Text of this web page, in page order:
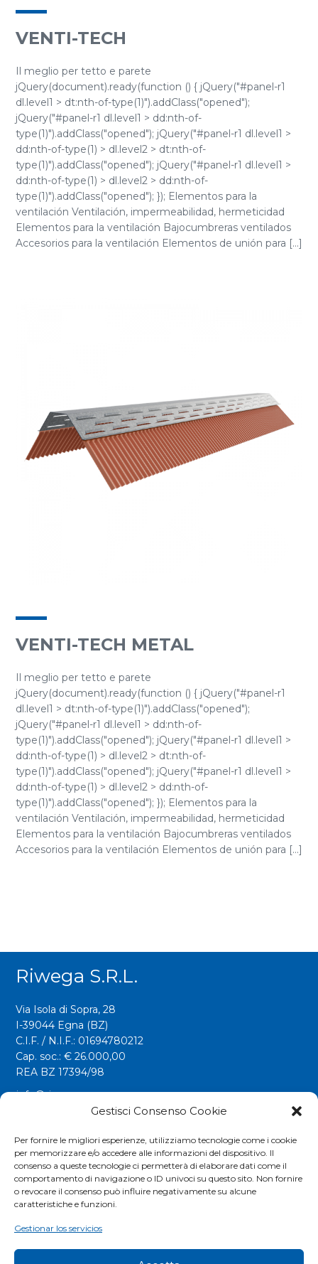
Gestisci Consenso Cookie
Per fornire le migliori esperienze, utilizziamo tecnologie come i cookie
per memorizzare e/o accedere alle informazioni del dispositivo. Il
consenso a queste tecnologie ci permetterà di elaborare dati come il
comportamento di navigazione o ID univoci su questo sito. Non fornire
o revocare il consenso può influire negativamente su alcune
caratteristiche e funzioni.
Gestionar los servicios
VENTI-TECH
Il meglio per tetto e parete
jQuery(document).ready(function () { jQuery("#panel-r1
dl.level1 > dt:nth-of-type(1)").addClass("opened");
jQuery("#panel-r1 dl.level1 > dd:nth-of-
type(1)").addClass("opened"); jQuery("#panel-r1 dl.level1 >
dd:nth-of-type(1) > dl.level2 > dt:nth-of-
type(1)").addClass("opened"); jQuery("#panel-r1 dl.level1 >
dd:nth-of-type(1) > dl.level2 > dd:nth-of-
type(1)").addClass("opened"); }); Elementos para la
ventilación Ventilación, impermeabilidad, hermeticidad
Elementos para la ventilación Bajocumbreras ventilados
Accesorios para la ventilación Elementos de unión para [...]
VENTI-TECH METAL
Il meglio per tetto e parete
jQuery(document).ready(function () { jQuery("#panel-r1
dl.level1 > dt:nth-of-type(1)").addClass("opened");
jQuery("#panel-r1 dl.level1 > dd:nth-of-
type(1)").addClass("opened"); jQuery("#panel-r1 dl.level1 >
dd:nth-of-type(1) > dl.level2 > dt:nth-of-
type(1)").addClass("opened"); jQuery("#panel-r1 dl.level1 >
dd:nth-of-type(1) > dl.level2 > dd:nth-of-
type(1)").addClass("opened"); }); Elementos para la
ventilación Ventilación, impermeabilidad, hermeticidad
Elementos para la ventilación Bajocumbreras ventilados
Accesorios para la ventilación Elementos de unión para [...]
Riwega S.r.l.
Via Isola di Sopra, 28
I-39044 Egna (BZ)
C.I.F. / N.I.F.: 01694780212
Cap. soc.: € 26.000,00
REA BZ 17394/98
info@riwega.com
riwega@legalmail.it
Fax. +39 0471 827555
Social